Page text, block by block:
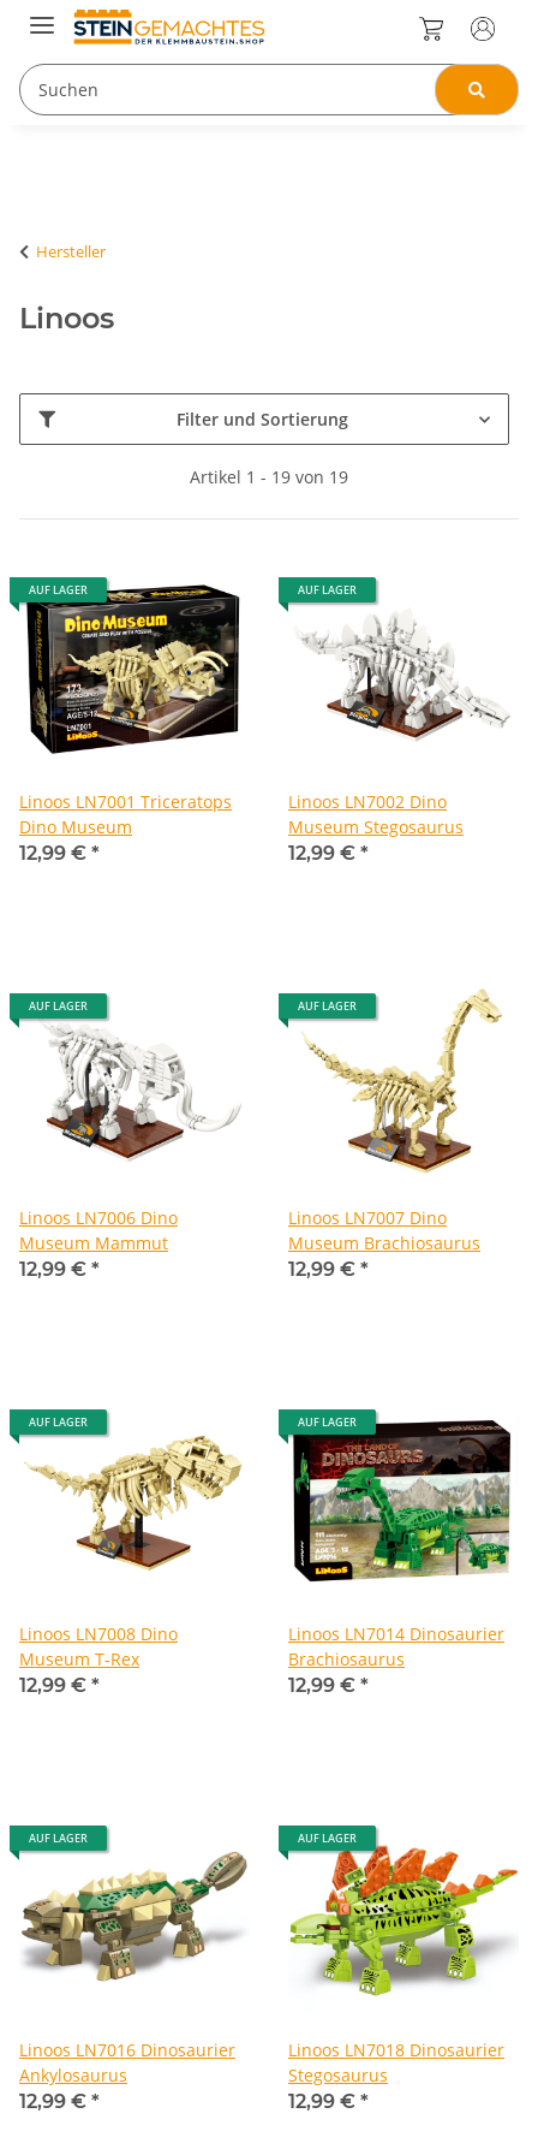
Hersteller
Linoos
Filter und Sortierung
Artikel 1 - 19 von 19
AUF LAGER
Linoos LN7001 Triceratops
Dino Museum
12,99 € *
AUF LAGER
Linoos LN7002 Dino
Museum Stegosaurus
12,99 € *
AUF LAGER
Linoos LN7006 Dino
Museum Mammut
12,99 € *
AUF LAGER
Linoos LN7007 Dino
Museum Brachiosaurus
12,99 € *
AUF LAGER
Linoos LN7008 Dino
Museum T-Rex
12,99 € *
AUF LAGER
Linoos LN7014 Dinosaurier
Brachiosaurus
12,99 € *
AUF LAGER
Linoos LN7016 Dinosaurier
Ankylosaurus
12,99 € *
AUF LAGER
Linoos LN7018 Dinosaurier
Stegosaurus
12,99 € *